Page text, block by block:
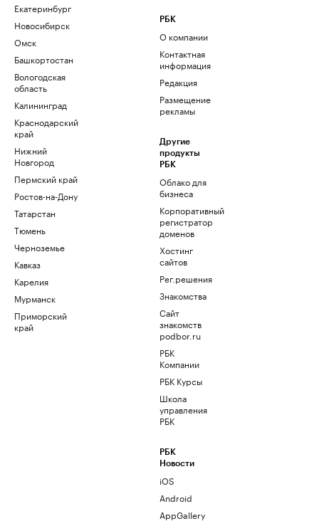
Екатеринбург
Новосибирск
Омск
Башкортостан
Вологодская
область
Калининград
Краснодарский
край
Нижний
Новгород
Пермский край
Ростов-на-Дону
Татарстан
Тюмень
Черноземье
Кавказ
Карелия
Мурманск
Приморский
край
РБК
О компании
Контактная
информация
Редакция
Размещение
рекламы
Другие
продукты
РБК
Облако для
бизнеса
Корпоративный
регистратор
доменов
Хостинг
сайтов
Рег.решения
Знакомства
Сайт
знакомств
podbor.ru
РБК
Компании
РБК Курсы
Школа
управления
РБК
РБК
Новости
iOS
Android
AppGallery